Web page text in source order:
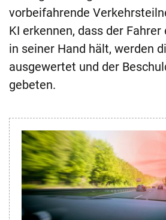
vorbeifahrende
KI erkennen, dass der
in seiner Hand hält, werden
ausgewertet und der
gebeten.